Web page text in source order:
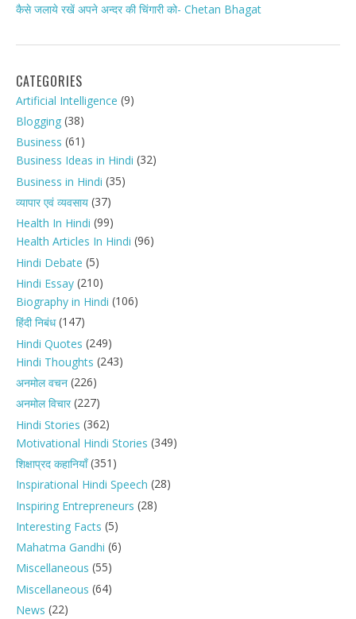
कैसे जलाये रखें अपने अन्दर की चिंगारी को- Chetan Bhagat
CATEGORIES
Artificial Intelligence (9)
Blogging (38)
Business (61)
Business Ideas in Hindi (32)
Business in Hindi (35)
व्यापार एवं व्यवसाय (37)
Health In Hindi (99)
Health Articles In Hindi (96)
Hindi Debate (5)
Hindi Essay (210)
Biography in Hindi (106)
हिंदी निबंध(147)
Hindi Quotes (249)
Hindi Thoughts (243)
अनमोल वचन (226)
अनमोल विचार(227)
Hindi Stories (362)
Motivational Hindi Stories (349)
शिक्षाप्रद कहानियाँ(351)
Inspirational Hindi Speech (28)
Inspiring Entrepreneurs (28)
Interesting Facts (5)
Mahatma Gandhi (6)
Miscellaneous (55)
Miscellaneous (64)
News (22)